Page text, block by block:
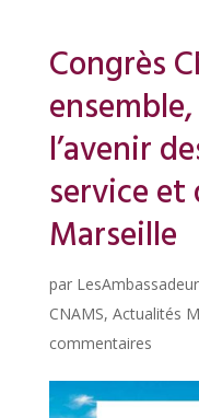
Congrès
l’avenir
service
Marseille
par
CNAMS, Actualités
commentaires